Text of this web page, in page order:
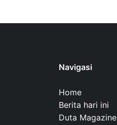
Navigasi
Home
Berita hari ini
Duta Magazine